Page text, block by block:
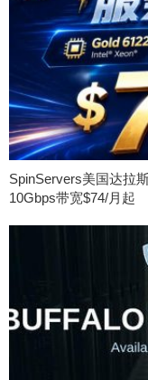
SpinServers美国达拉
10Gbps带宽$74/月起